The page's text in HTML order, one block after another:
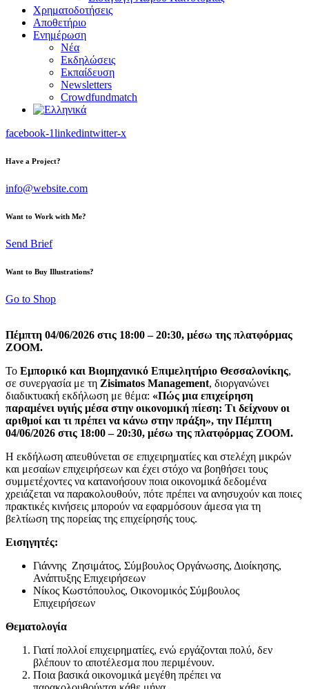
Χρηματοδοτήσεις
Αποθετήριο
Ενημέρωση
Νέα
Εκδηλώσεις
Εκπαίδευση
Newsletters
Crowdfundmatch
facebook-1linkedintwitter-x
Have a Project?
info@website.com
Want to Work with Me?
Send Brief
Want to Buy Illustrations?
Go to Shop
Πέμπτη 04/06/2026 στις 18:00 – 20:30, μέσω της πλατφόρμας
ΖΟΟΜ.
Το Εμπορικό και Βιομηχανικό Επιμελητήριο Θεσσαλονίκης,
σε συνεργασία με τη Zisimatos Management, διοργανώνει
διαδικτυακή εκδήλωση με θέμα: «Πώς μια επιχείρηση
παραμένει υγιής μέσα στην οικονομική πίεση: Τι δείχνουν οι
αριθμοί και τι πρέπει να κάνω στην πράξη», την Πέμπτη
04/06/2026 στις 18:00 – 20:30, μέσω της πλατφόρμας ΖΟΟΜ.
Η εκδήλωση απευθύνεται σε επιχειρηματίες και στελέχη μικρών
και μεσαίων επιχειρήσεων και έχει στόχο να βοηθήσει τους
συμμετέχοντες να κατανοήσουν ποια οικονομικά δεδομένα
χρειάζεται να παρακολουθούν, πότε πρέπει να ανησυχούν και ποιες
πρακτικές κινήσεις μπορούν να εφαρμόσουν άμεσα για τη
βελτίωση της πορείας της επιχείρησής τους.
Εισηγητές:
Γιάννης Ζησιμάτος, Σύμβουλος Οργάνωσης, Διοίκησης,
Ανάπτυξης Επιχειρήσεων
Νίκος Κωστόπουλος, Οικονομικός Σύμβουλος
Επιχειρήσεων
Θεματολογία
Γιατί πολλοί επιχειρηματίες, ενώ εργάζονται πολύ, δεν
βλέπουν το αποτέλεσμα που περιμένουν.
Ποια βασικά οικονομικά μεγέθη πρέπει να